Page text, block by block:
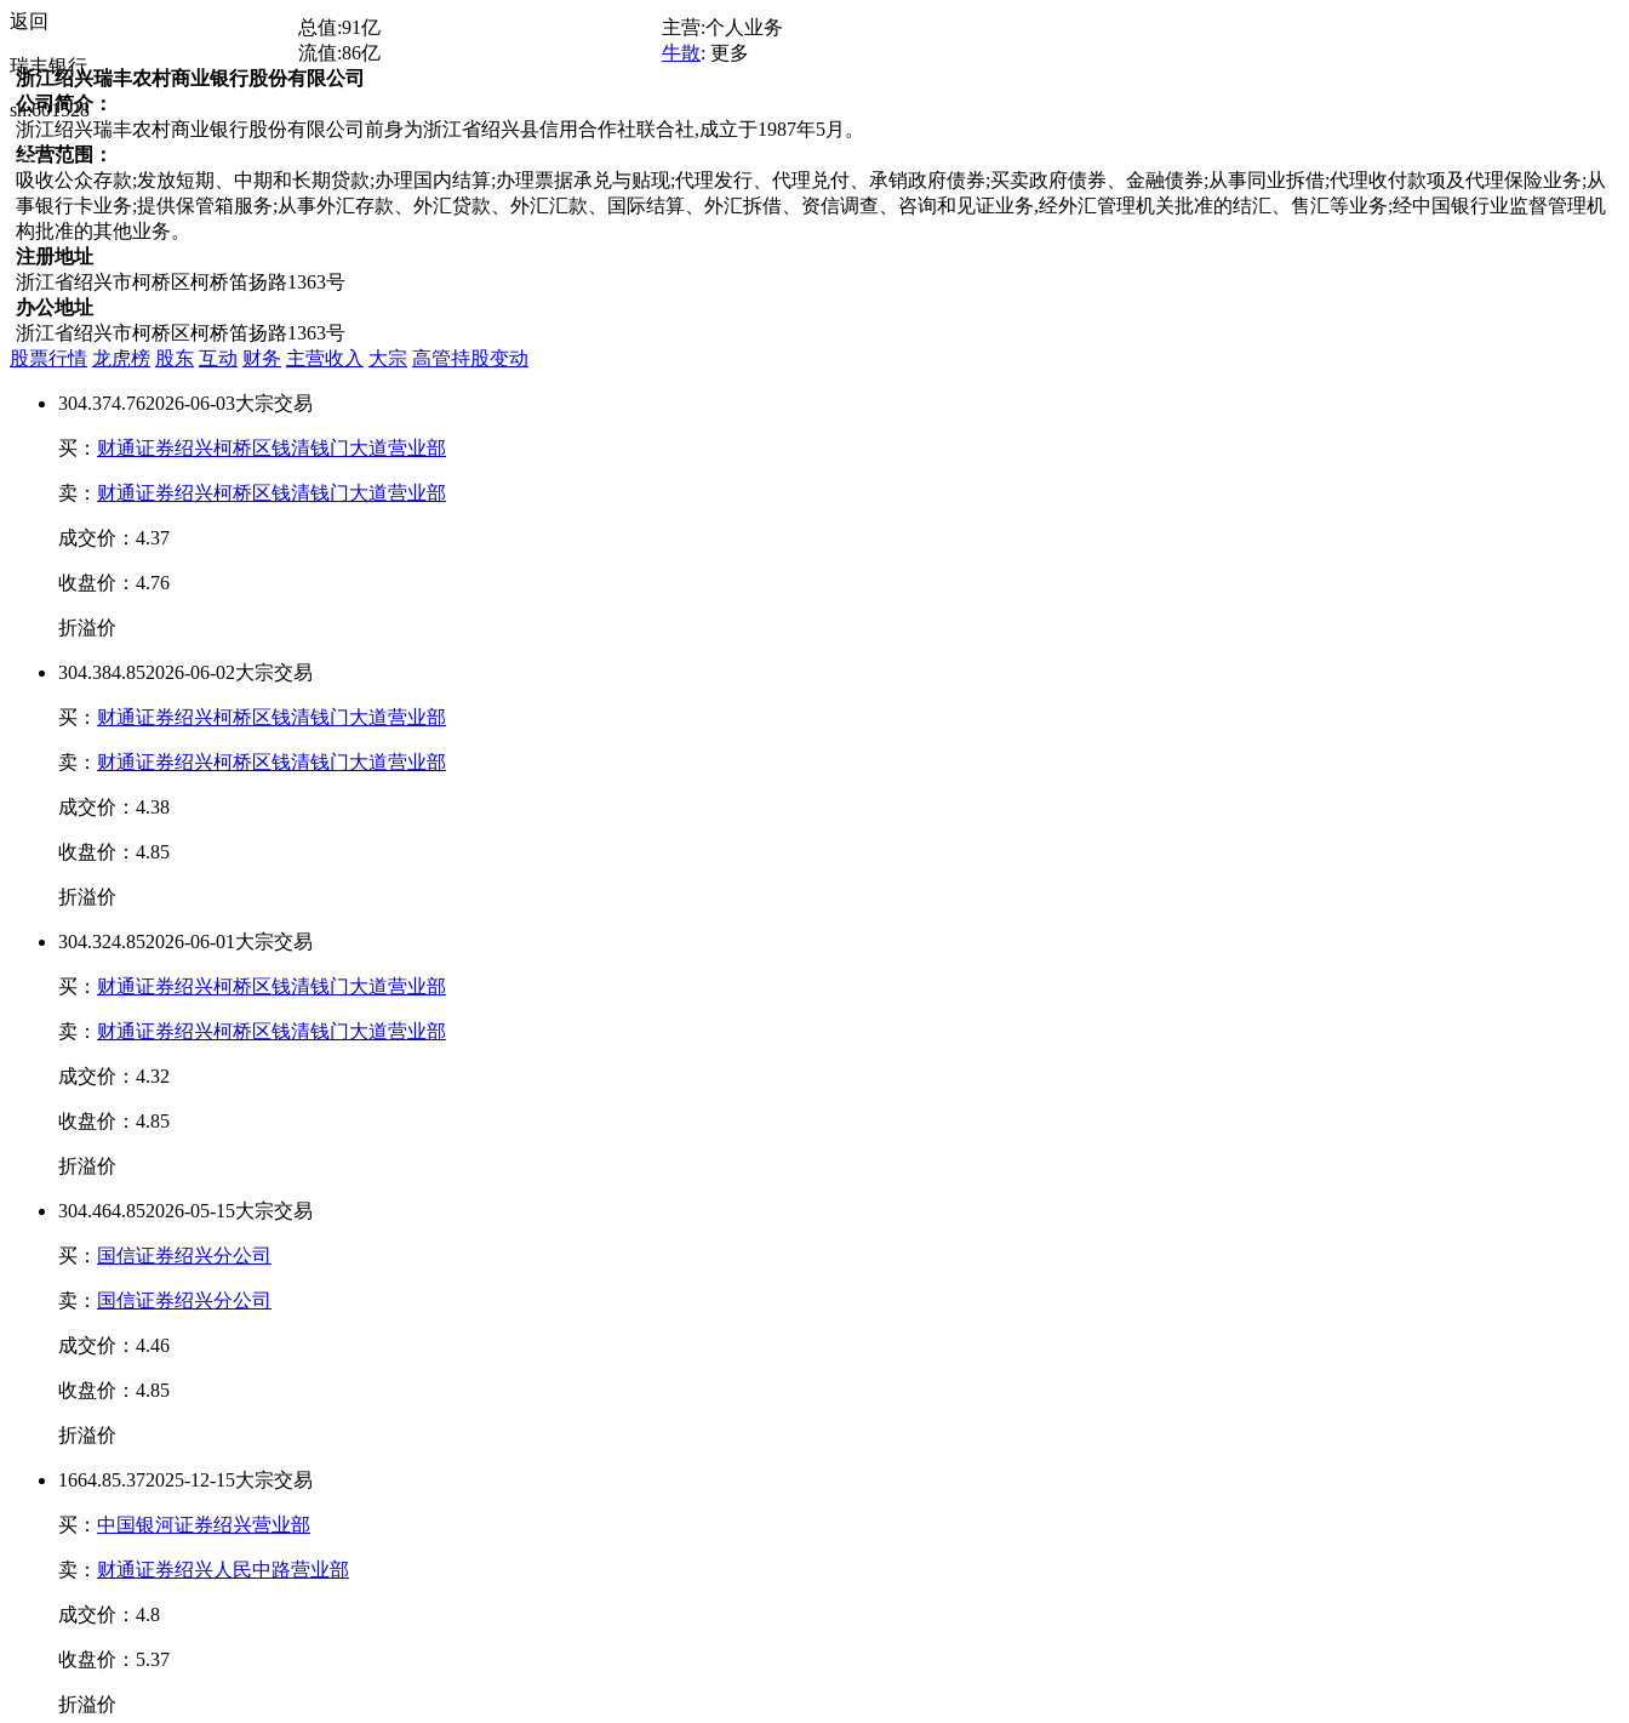
返回
瑞丰银行
sh:601528
总值:91亿 主营:个人业务
流值:86亿 牛散: 更多
浙江绍兴瑞丰农村商业银行股份有限公司
公司简介：
浙江绍兴瑞丰农村商业银行股份有限公司前身为浙江省绍兴县信用合作社联合社,成立于1987年5月。
经营范围：
吸收公众存款;发放短期、中期和长期贷款;办理国内结算;办理票据承兑与贴现;代理发行、代理兑付、承销政府债券;买卖政府债券、金融债券;从事同业拆借;代理收付款项及代理保险业务;从
事银行卡业务;提供保管箱服务;从事外汇存款、外汇贷款、外汇汇款、国际结算、外汇拆借、资信调查、咨询和见证业务,经外汇管理机关批准的结汇、售汇等业务;经中国银行业监督管理机
构批准的其他业务。
注册地址
浙江省绍兴市柯桥区柯桥笛扬路1363号
办公地址
浙江省绍兴市柯桥区柯桥笛扬路1363号
股票行情 龙虎榜 股东 互动 财务 主营收入 大宗 高管持股变动
304.374.762026-06-03大宗交易
买： 财通证券绍兴柯桥区钱清钱门大道营业部
卖： 财通证券绍兴柯桥区钱清钱门大道营业部
成交价：4.37
收盘价：4.76
折溢价
304.384.852026-06-02大宗交易
买： 财通证券绍兴柯桥区钱清钱门大道营业部
卖： 财通证券绍兴柯桥区钱清钱门大道营业部
成交价：4.38
收盘价：4.85
折溢价
304.324.852026-06-01大宗交易
买： 财通证券绍兴柯桥区钱清钱门大道营业部
卖： 财通证券绍兴柯桥区钱清钱门大道营业部
成交价：4.32
收盘价：4.85
折溢价
304.464.852026-05-15大宗交易
买： 国信证券绍兴分公司
卖： 国信证券绍兴分公司
成交价：4.46
收盘价：4.85
折溢价
1664.85.372025-12-15大宗交易
买： 中国银河证券绍兴营业部
卖： 财通证券绍兴人民中路营业部
成交价：4.8
收盘价：5.37
折溢价